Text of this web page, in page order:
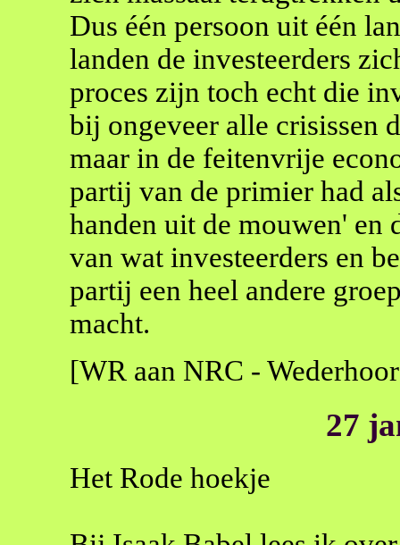
Dus één persoon uit één
landen de investeerders
proces zijn toch echt die
bij ongeveer alle crisissen
maar in de feitenvrije
partij van de primier had
handen uit de mouwen' en
van wat investeerders en
partij een heel andere
macht.
[WR aan NRC -
27
Het Rode hoekje